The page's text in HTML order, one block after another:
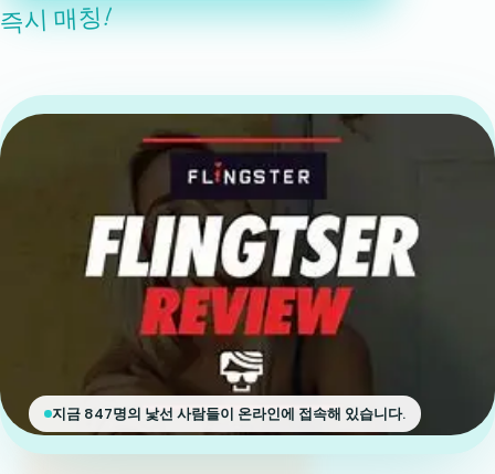
즉시 매칭!
지금 847명의 낯선 사람들이 온라인에 접속해 있습니다.